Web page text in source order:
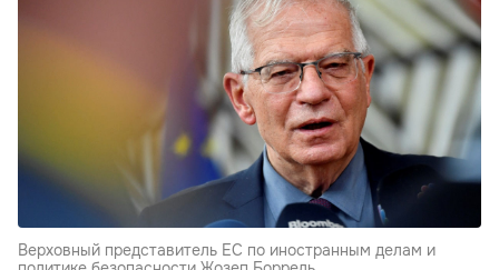
Верховный представитель ЕС по иностранным делам и